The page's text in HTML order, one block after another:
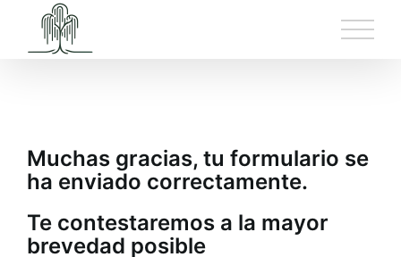
contenido
Muchas gracias, tu formulario se
ha enviado correctamente.
Te contestaremos a la mayor
brevedad posible